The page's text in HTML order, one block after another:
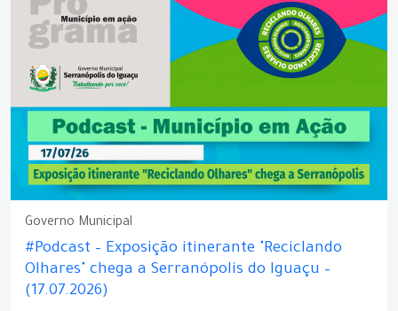
Governo Municipal
#Podcast – Exposição itinerante "Reciclando
Olhares" chega a Serranópolis do Iguaçu –
(17.07.2026)